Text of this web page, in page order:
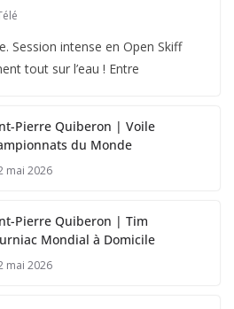
Session intense en Open Skiff
tout sur l’eau ! Entre
Pierre Quiberon | Voile
du Monde
mai 2026
Pierre Quiberon | Tim
Mondial à Domicile
mai 2026